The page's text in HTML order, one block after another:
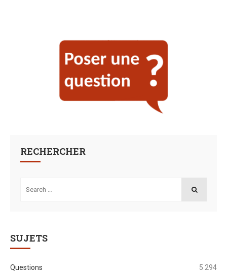
RECHERCHER
for:
SUJETS
Questions 5 294